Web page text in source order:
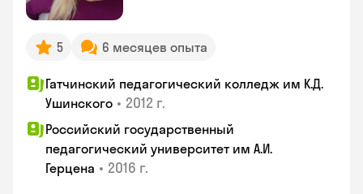
5 6 месяцев опыта
Гатчинский педагогический колледж им К.Д.
Ушинского • 2012 г.
Российский государственный
педагогический университет им А.И.
Герцена • 2016 г.